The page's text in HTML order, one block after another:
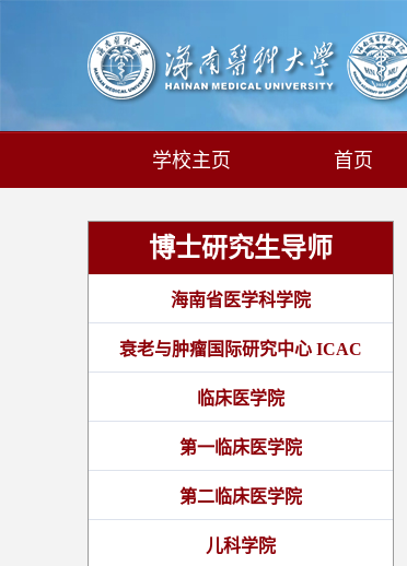
学校主页 首页
博士研究生导师
海南省医学科学院
衰老与肿瘤国际研究中心 ICAC
临床医学院
第一临床医学院
第二临床医学院
儿科学院